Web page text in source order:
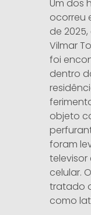
Um dos
ocorreu
de
Vilmar
foi
dentro
objeto
foram
televisor
celular.
tratado
como